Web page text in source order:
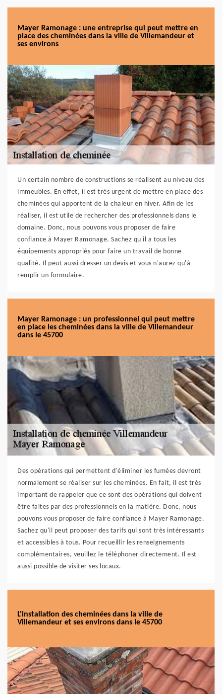
Mayer Ramonage : une entreprise qui peut mettre en
place des cheminées dans la ville de Villemandeur et
ses environs
Un certain nombre de constructions se réalisent au niveau des
immeubles. En effet, il est très urgent de mettre en place des
cheminées qui apportent de la chaleur en hiver. Afin de les
réaliser, il est utile de rechercher des professionnels dans le
domaine. Donc, nous pouvons vous proposer de faire
confiance à Mayer Ramonage. Sachez qu'il a tous les
équipements appropriés pour faire un travail de bonne
qualité. Il peut aussi dresser un devis et vous n'aurez qu'à
remplir un formulaire.
Mayer Ramonage : un professionnel qui peut mettre
en place les cheminées dans la ville de Villemandeur
dans le 45700
Des opérations qui permettent d'éliminer les fumées devront
normalement se réaliser sur les cheminées. En fait, il est très
important de rappeler que ce sont des opérations qui doivent
être faites par des professionnels en la matière. Donc, nous
pouvons vous proposer de faire confiance à Mayer Ramonage.
Sachez qu'il peut proposer des tarifs qui sont très intéressants
et accessibles à tous. Pour recueillir les renseignements
complémentaires, veuillez le téléphoner directement. Il est
aussi possible de visiter ses locaux.
L'installation des cheminées dans la ville de
Villemandeur et ses environs dans le 45700